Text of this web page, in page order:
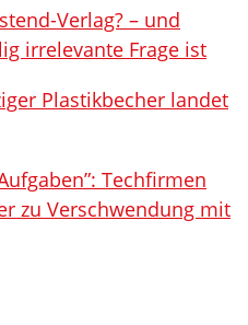
Verlag? – und
irrelevante Frage ist
Plastikbecher landet
Techfirmen
zu Verschwendung mit